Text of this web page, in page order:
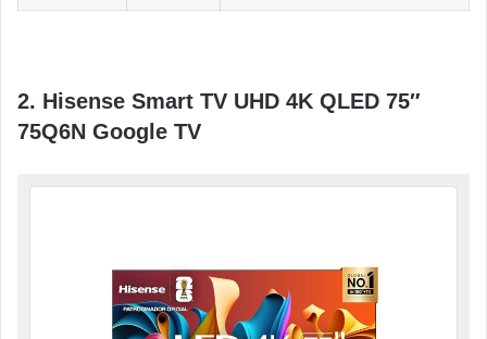
2. Hisense Smart TV UHD 4K QLED 75″
75Q6N Google TV